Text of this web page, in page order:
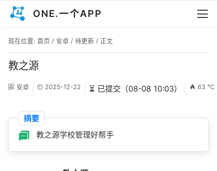
ONE.一个APP
现在位置: 首页 / 安卓 / 待更新 / 正文
教之源
安卓 2025-12-22 ⏳ 已提交（08-08 10:03） 63 ℃
摘要
教之源学校管理好帮手